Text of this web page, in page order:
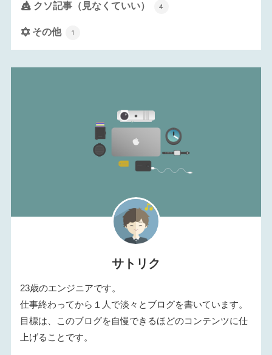
クソ記事（見なくていい） 4
その他 1
サトリク
23歳のエンジニアです。
仕事終わってから１人で淡々とブログを書いています。
目標は、このブログを自慢できるほどのコンテンツに仕
上げることです。